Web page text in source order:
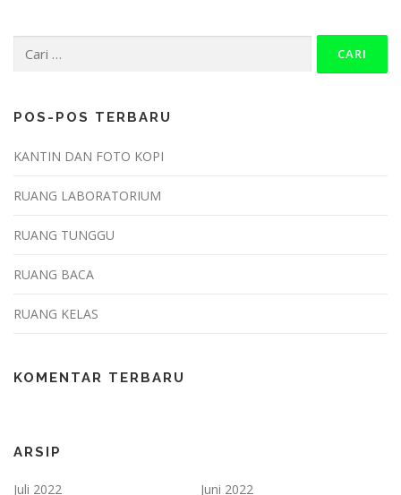
untuk:
POS-POS TERBARU
KANTIN DAN FOTO KOPI
RUANG LABORATORIUM
RUANG TUNGGU
RUANG BACA
RUANG KELAS
KOMENTAR TERBARU
ARSIP
Juli 2022
Juni 2022